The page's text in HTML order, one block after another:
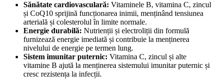
Sănătate cardiovasculară: Vitaminele B, vitamina C, zincul
și CoQ10 sprijină funcționarea inimii, menținând tensiunea
arterială și colesterolul în limite normale.
Energie durabilă: Nutrienții și electroliții din formulă
furnizează energie imediată și contribuie la menținerea
nivelului de energie pe termen lung.
Sistem imunitar puternic: Vitamina C, zincul și alte
vitamine B ajută la menținerea sistemului imunitar puternic și
cresc rezistența la infecții.